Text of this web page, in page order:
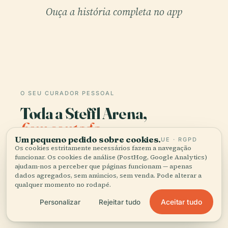
Ouça a história completa no app
O SEU CURADOR PESSOAL
Toda a Steffl Arena,
bem contada.
Guias de áudio para mais de 1.100 cidades em 96
países. História, relatos e conhecimento local —
disponíveis offline.
Transferir a app
Um pequeno pedido sobre cookies.UE · RGPD
Os cookies estritamente necessários fazem a navegação
funcionar. Os cookies de análise (PostHog, Google Analytics)
ajudam-nos a perceber que páginas funcionam — apenas
dados agregados, sem anúncios, sem venda. Pode alterar a
qualquer momento no rodapé.
Personalizar Rejeitar tudo Aceitar tudo